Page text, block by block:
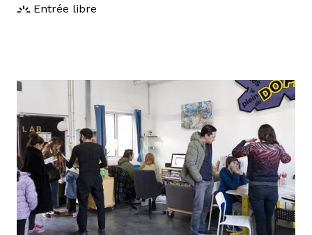
Entrée libre